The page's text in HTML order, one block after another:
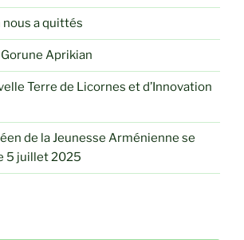
nous a quittés
Aprikian
Terre de Licornes et d’Innovation
de la Jeunesse Arménienne se
5 juillet 2025